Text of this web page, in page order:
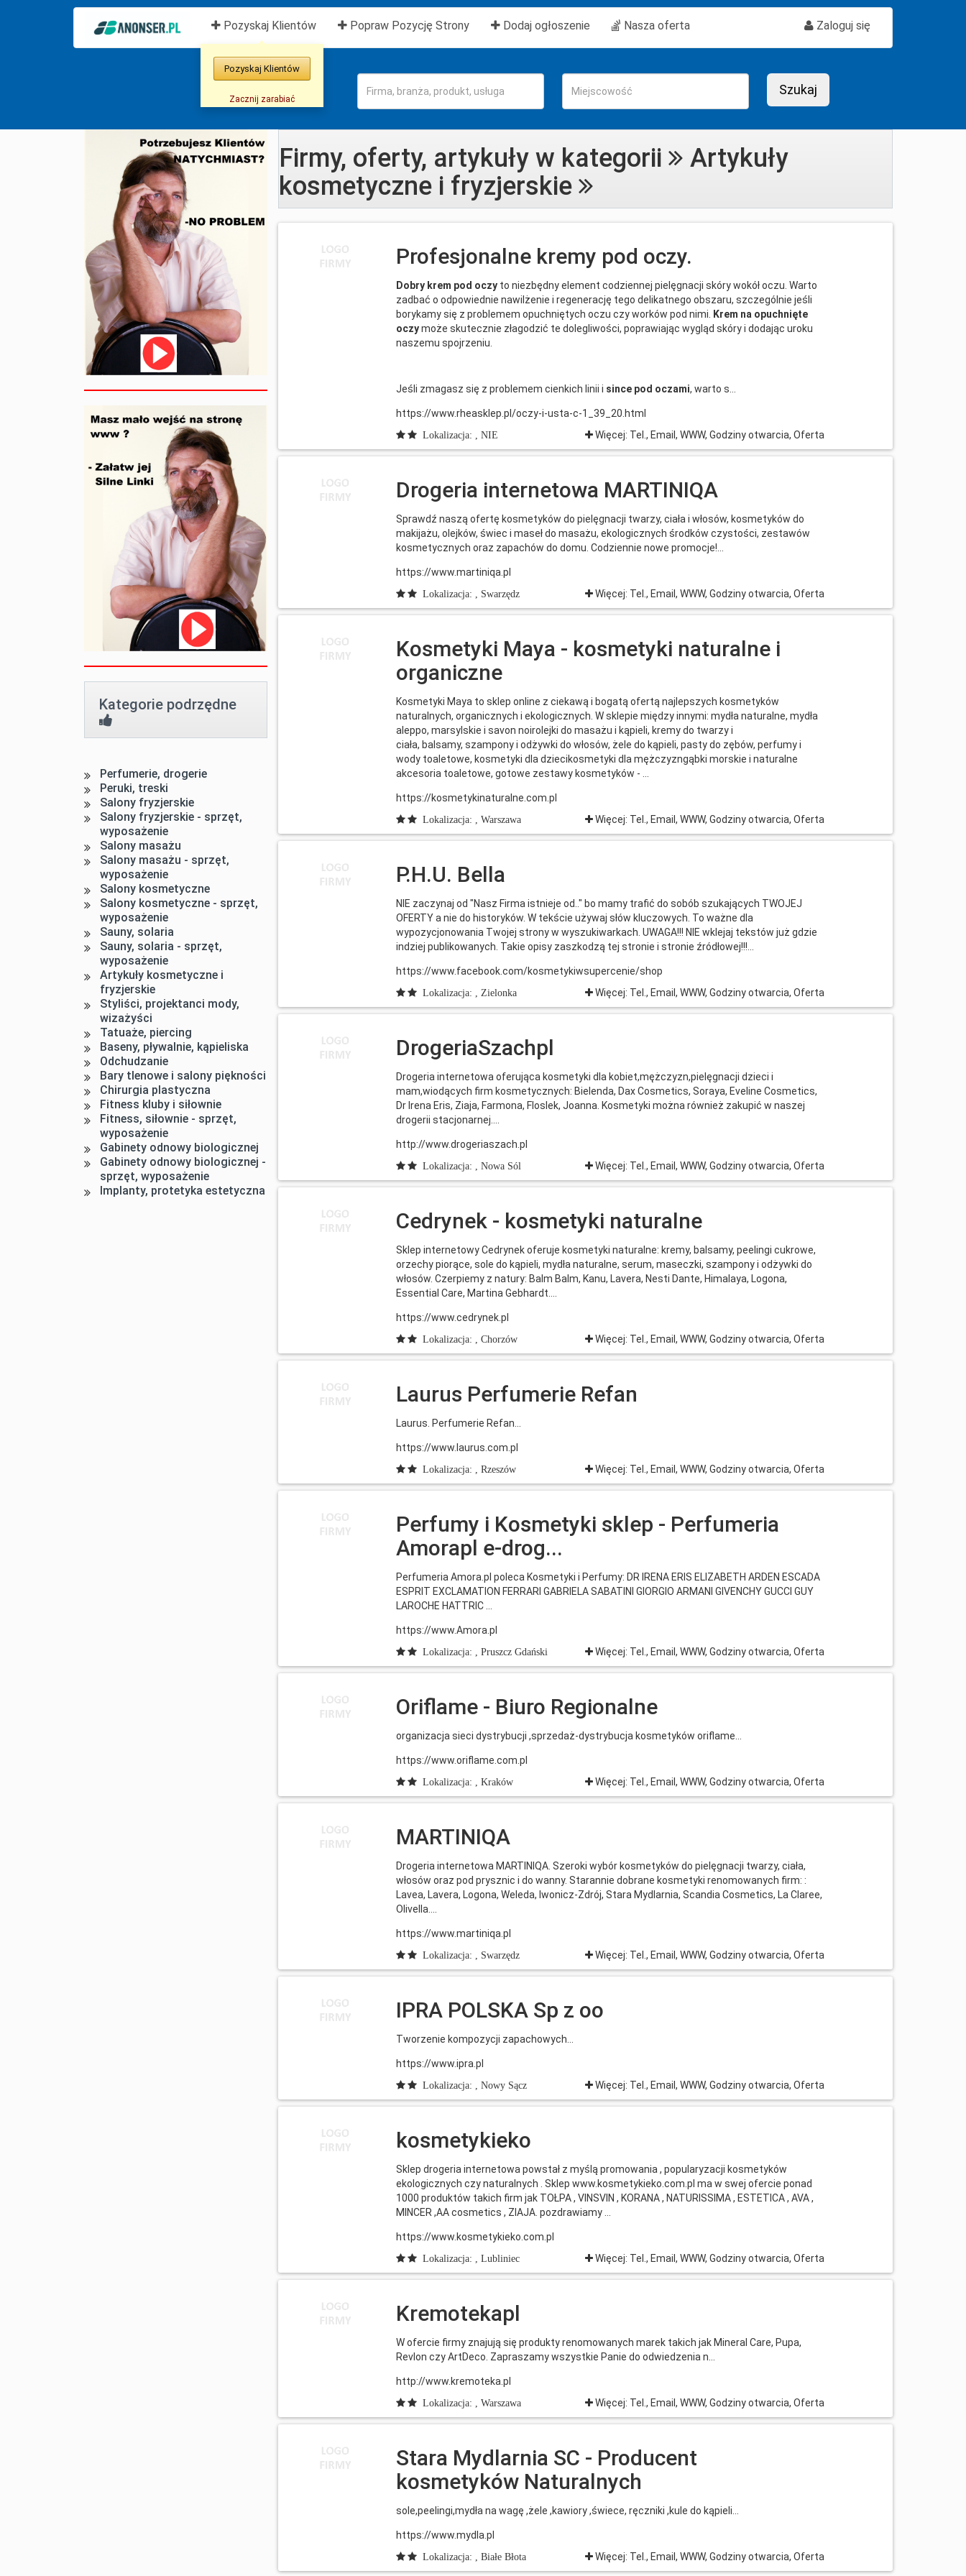
Pozyskaj Klientów(current)
Pozyskaj Klientów
Zacznij zarabiać
Popraw Pozycję Strony Dodaj ogłoszenie Nasza oferta Zaloguj się
Kategorie podrzędne
Perfumerie, drogerie
Peruki, treski
Salony fryzjerskie
Salony fryzjerskie - sprzęt,
wyposażenie
Salony masażu
Salony masażu - sprzęt,
wyposażenie
Salony kosmetyczne
Salony kosmetyczne - sprzęt,
wyposażenie
Sauny, solaria
Sauny, solaria - sprzęt,
wyposażenie
Artykuły kosmetyczne i
fryzjerskie
Styliści, projektanci mody,
wizażyści
Tatuaże, piercing
Baseny, pływalnie, kąpieliska
Odchudzanie
Bary tlenowe i salony piękności
Chirurgia plastyczna
Fitness kluby i siłownie
Fitness, siłownie - sprzęt,
wyposażenie
Gabinety odnowy biologicznej
Gabinety odnowy biologicznej -
sprzęt, wyposażenie
Implanty, protetyka estetyczna
Firmy, oferty, artykuły w kategorii
Artykuły
kosmetyczne i fryzjerskie
Profesjonalne kremy pod oczy.
Dobry krem pod oczy to niezbędny element codziennej pielęgnacji skóry wokół oczu. Warto
zadbać o odpowiednie nawilżenie i regenerację tego delikatnego obszaru, szczególnie jeśli
borykamy się z problemem opuchniętych oczu czy worków pod nimi.
Krem na opuchnięte
oczymoże skutecznie złagodzić te dolegliwości, poprawiając wygląd skóry i dodając uroku
naszemu spojrzeniu.
Jeśli zmagasz się z problemem cienkich linii i since pod oczami, warto s...
https://www.rheasklep.pl/oczy-i-usta-c-1_39_20.html
Lokalizacja: , NIE Więcej: Tel., Email, WWW, Godziny otwarcia, Oferta
Drogeria internetowa MARTINIQA
Sprawdź naszą ofertę kosmetyków do pielęgnacji twarzy, ciała i włosów, kosmetyków do
makijażu, olejków, świec i maseł do masażu, ekologicznych środków czystości, zestawów
kosmetycznych oraz zapachów do domu. Codziennie nowe promocje!...
https://www.martiniqa.pl
Lokalizacja: , Swarzędz Więcej: Tel., Email, WWW, Godziny otwarcia, Oferta
Kosmetyki Maya - kosmetyki naturalne i
organiczne
Kosmetyki Maya to sklep online z ciekawą i bogatą ofertą najlepszych kosmetyków
naturalnych, organicznych i ekologicznych. W sklepie między innymi: mydła naturalne, mydła
aleppo, marsylskie i savon noirolejki do masażu i kąpieli, kremy do twarzy i
ciała, balsamy, szampony i odżywki do włosów, żele do kąpieli, pasty do zębów, perfumy i
wody toaletowe, kosmetyki dla dziecikosmetyki dla mężczyzngąbki morskie i naturalne
akcesoria toaletowe, gotowe zestawy kosmetyków - ...
https://kosmetykinaturalne.com.pl
Lokalizacja: , Warszawa Więcej: Tel., Email, WWW, Godziny otwarcia, Oferta
P.H.U. Bella
NIE zaczynaj od "Nasz Firma istnieje od.." bo mamy trafić do sobób szukających TWOJEJ
OFERTY a nie do historyków. W tekście używaj słów kluczowych. To ważne dla
wypozycjonowania Twojej strony w wyszukiwarkach. UWAGA!!! NIE wklejaj tekstów już gdzie
indziej publikowanych. Takie opisy zaszkodzą tej stronie i stronie źródłowej!!!...
https://www.facebook.com/kosmetykiwsupercenie/shop
Lokalizacja: , Zielonka Więcej: Tel., Email, WWW, Godziny otwarcia, Oferta
DrogeriaSzachpl
Drogeria internetowa oferująca kosmetyki dla kobiet,mężczyzn,pielęgnacji dzieci i
mam,wiodących firm kosmetycznych: Bielenda, Dax Cosmetics, Soraya, Eveline Cosmetics,
Dr Irena Eris, Ziaja, Farmona, Floslek, Joanna. Kosmetyki można również zakupić w naszej
drogerii stacjonarnej....
http://www.drogeriaszach.pl
Lokalizacja: , Nowa Sól Więcej: Tel., Email, WWW, Godziny otwarcia, Oferta
Cedrynek - kosmetyki naturalne
Sklep internetowy Cedrynek oferuje kosmetyki naturalne: kremy, balsamy, peelingi cukrowe,
orzechy piorące, sole do kąpieli, mydła naturalne, serum, maseczki, szampony i odżywki do
włosów. Czerpiemy z natury: Balm Balm, Kanu, Lavera, Nesti Dante, Himalaya, Logona,
Essential Care, Martina Gebhardt....
https://www.cedrynek.pl
Lokalizacja: , Chorzów Więcej: Tel., Email, WWW, Godziny otwarcia, Oferta
Laurus Perfumerie Refan
Laurus. Perfumerie Refan...
https://www.laurus.com.pl
Lokalizacja: , Rzeszów Więcej: Tel., Email, WWW, Godziny otwarcia, Oferta
Perfumy i Kosmetyki sklep - Perfumeria
Amorapl e-drog...
Perfumeria Amora.pl poleca Kosmetyki i Perfumy: DR IRENA ERIS ELIZABETH ARDEN ESCADA
ESPRIT EXCLAMATION FERRARI GABRIELA SABATINI GIORGIO ARMANI GIVENCHY GUCCI GUY
LAROCHE HATTRIC ...
https://www.Amora.pl
Lokalizacja: , Pruszcz Gdański Więcej: Tel., Email, WWW, Godziny otwarcia, Oferta
Oriflame - Biuro Regionalne
organizacja sieci dystrybucji ,sprzedaż-dystrybucja kosmetyków oriflame...
https://www.oriflame.com.pl
Lokalizacja: , Kraków Więcej: Tel., Email, WWW, Godziny otwarcia, Oferta
MARTINIQA
Drogeria internetowa MARTINIQA. Szeroki wybór kosmetyków do pielęgnacji twarzy, ciała,
włosów oraz pod prysznic i do wanny. Starannie dobrane kosmetyki renomowanych firm: :
Lavea, Lavera, Logona, Weleda, Iwonicz-Zdrój, Stara Mydlarnia, Scandia Cosmetics, La Claree,
Olivella....
https://www.martiniqa.pl
Lokalizacja: , Swarzędz Więcej: Tel., Email, WWW, Godziny otwarcia, Oferta
IPRA POLSKA Sp z oo
Tworzenie kompozycji zapachowych...
https://www.ipra.pl
Lokalizacja: , Nowy Sącz Więcej: Tel., Email, WWW, Godziny otwarcia, Oferta
kosmetykieko
Sklep drogeria internetowa powstał z myślą promowania , popularyzacji kosmetyków
ekologicznych czy naturalnych . Sklep www.kosmetykieko.com.pl ma w swej ofercie ponad
1000 produktów takich firm jak TOŁPA , VINSVIN , KORANA , NATURISSIMA , ESTETICA , AVA ,
MINCER ,AA cosmetics , ZIAJA. pozdrawiamy ...
https://www.kosmetykieko.com.pl
Lokalizacja: , Lubliniec Więcej: Tel., Email, WWW, Godziny otwarcia, Oferta
Kremotekapl
W ofercie firmy znajują się produkty renomowanych marek takich jak Mineral Care, Pupa,
Revlon czy ArtDeco. Zapraszamy wszystkie Panie do odwiedzenia n...
http://www.kremoteka.pl
Lokalizacja: , Warszawa Więcej: Tel., Email, WWW, Godziny otwarcia, Oferta
Stara Mydlarnia SC - Producent
kosmetyków Naturalnych
sole,peelingi,mydła na wagę ,żele ,kawiory ,świece, ręczniki ,kule do kąpieli...
https://www.mydla.pl
Lokalizacja: , Białe Błota Więcej: Tel., Email, WWW, Godziny otwarcia, Oferta